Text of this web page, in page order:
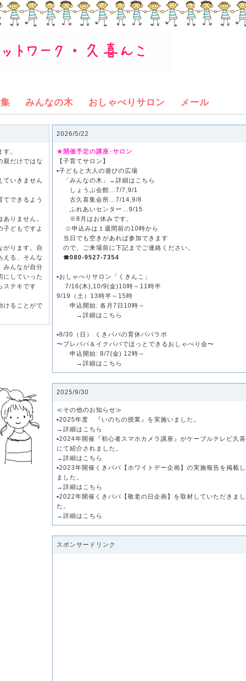
みんなの木 おしゃべりサロン メール
2026/5/22
★開催予定の講座･サロン
【子育てサロン】
▪子どもと大人の遊びの広場
「みんなの木」→ 詳細はこちら
しょうぶ会館…7/7,9/1
古久喜集会所…7/14,9/8
ふれあいセンター…9/15
※8月はお休みです。
☆申込みは１週間前の10時から
当日でも空きがあれば参加できます
ので、ご来場前に下記までご連絡ください。
☎080-9527-7354
▪おしゃべりサロン「くきんこ」
7/16(木),10/9(金)10時～11時半
9/19（土）13時半～15時
申込開始: 各月7日10時～
→ 詳細はこちら
▪8/30（日） くきパパの育休パパラボ
〜プレパパ＆イクパパでほっとできるおしゃべり会〜
申込開始: 8/7(金) 12時～
→ 詳細はこちら
2025/9/30
≪その他のお知らせ≫
▪️2025年度 『いのちの授業』を実施いました。
→ 詳細はこちら
▪️2024年開催『初心者スマホカメラ講座』がケーブルテレビ久喜
にて紹介されました。
→ 詳細はこちら
▪️2023年開催くきパパ【ホワイトデー企画】の実施報告を掲載し
ました。
→ 詳細はこちら
▪️2022年開催くきパパ【敬老の日企画】を取材していただきまし
た。
→ 詳細はこちら
スポンサードリンク
。
だけではな
ていきません
てできるよう
りません。
子どもですよ
がります。自
える、そんな
みんなが自分
にしていった
ステキです
けることがで